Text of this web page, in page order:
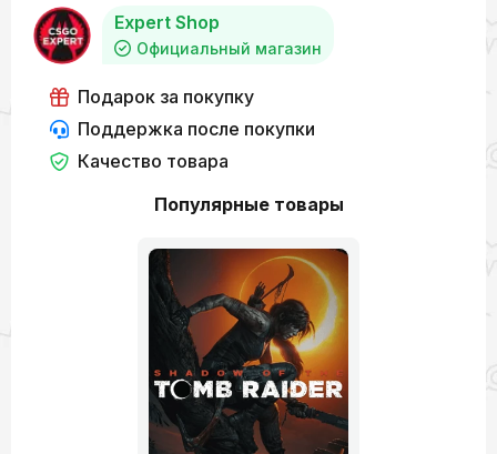
Популярные товары
Expert Shop
Официальный магазин
Подарок за покупку
Поддержка после покупки
Качество товара